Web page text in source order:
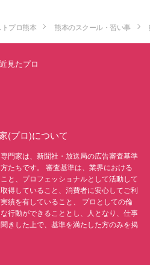
プロ熊本 熊本のスクール・習い事
見たプロ
(プロ)について
門家は、新聞社・放送局の広告審査基準
たちです。 審査基準は、業界における
と、プロフェッショナルとして活動して
得していること、消費者に安心してご利
績を有していること、 プロとしての倫
行動ができることとし、人となり、仕事
きした上で、基準を満たした方のみを掲